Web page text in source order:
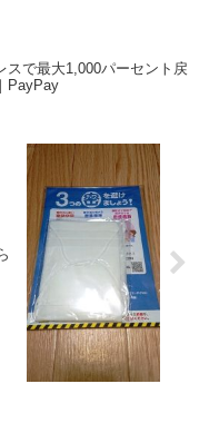
スで最大1,000パーセント戻
PayPay